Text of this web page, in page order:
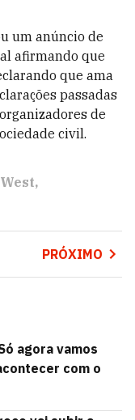
um anúncio de
afirmando que
que ama
passadas
de
civil.
PRÓXIMO
agora vamos
com o